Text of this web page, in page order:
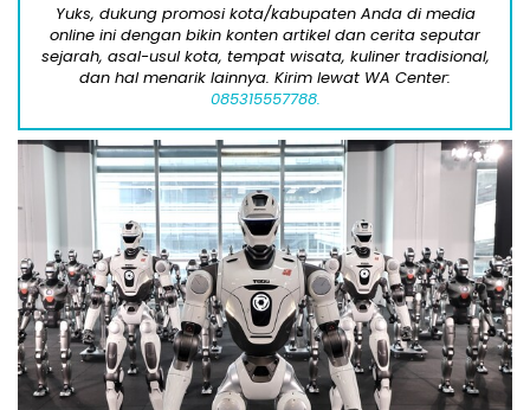
Yuks, dukung promosi kota/kabupaten Anda di media
online ini dengan bikin konten artikel dan cerita seputar
sejarah, asal-usul kota, tempat wisata, kuliner tradisional,
dan hal menarik lainnya. Kirim lewat WA Center:
085315557788.